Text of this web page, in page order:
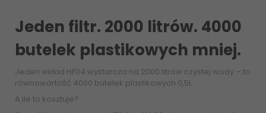
Jeden filtr. 2000 litrów. 4000
butelek plastikowych mniej.
Jeden wkład HF04 wystarcza na 2000 litrów czystej wody – to
równowartość 4000 butelek plastikowych 0,5L.
A ile to kosztuje?